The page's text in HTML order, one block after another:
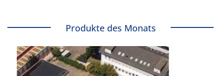
Produkte des Monats